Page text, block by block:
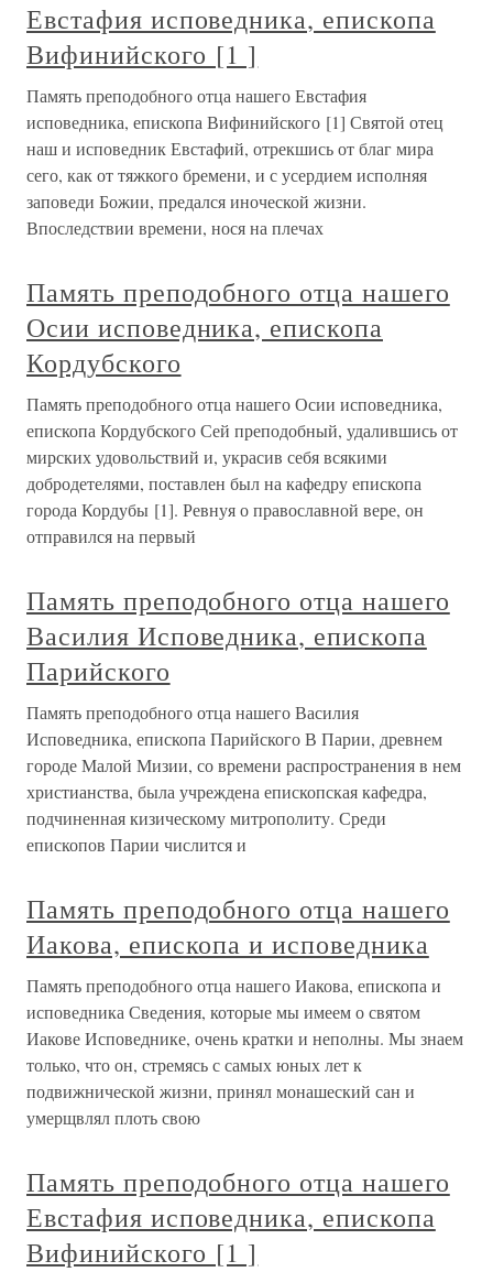
Евстафия исповедника, епископа
Вифинийского [1 ]
Память преподобного отца нашего Евстафия
исповедника, епископа Вифинийского [1] Святой отец
наш и исповедник Евстафий, отрекшись от благ мира
сего, как от тяжкого бремени, и с усердием исполняя
заповеди Божии, предался иноческой жизни.
Впоследствии времени, нося на плечах
Память преподобного отца нашего
Осии исповедника, епископа
Кордубского
Память преподобного отца нашего Осии исповедника,
епископа Кордубского Сей преподобный, удалившись от
мирских удовольствий и, украсив себя всякими
добродетелями, поставлен был на кафедру епископа
города Кордубы [1]. Ревнуя о православной вере, он
отправился на первый
Память преподобного отца нашего
Василия Исповедника, епископа
Парийского
Память преподобного отца нашего Василия
Исповедника, епископа Парийского В Парии, древнем
городе Малой Мизии, со времени распространения в нем
христианства, была учреждена епископская кафедра,
подчиненная кизическому митрополиту. Среди
епископов Парии числится и
Память преподобного отца нашего
Иакова, епископа и исповедника
Память преподобного отца нашего Иакова, епископа и
исповедника Сведения, которые мы имеем о святом
Иакове Исповеднике, очень кратки и неполны. Мы знаем
только, что он, стремясь с самых юных лет к
подвижнической жизни, принял монашеский сан и
умерщвлял плоть свою
Память преподобного отца нашего
Евстафия исповедника, епископа
Вифинийского [1 ]